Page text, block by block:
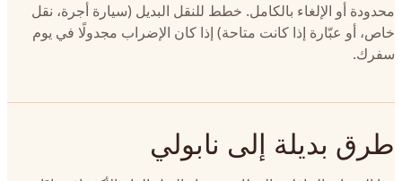
محدودة أو الإلغاء بالكامل. خطط للنقل البديل (سيارة أجرة، نقل
خاص، أو عبّارة إذا كانت متاحة) إذا كان الإضراب مجدولًا في يوم
سفرك.
طرق بديلة إلى نابولي